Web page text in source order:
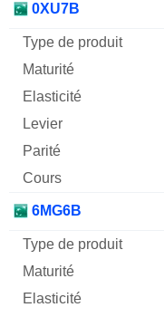
Mnemo Type produit
0XU7B
6MG6B